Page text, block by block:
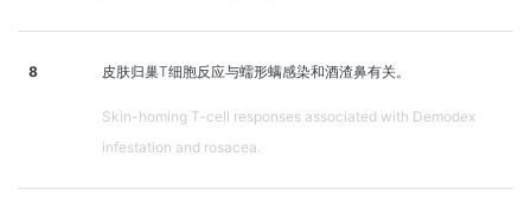
8 皮肤归巢T细胞反应与蠕形螨感染和酒渣鼻有关。
Skin-homing T-cell responses associated with Demodex
infestation and rosacea.